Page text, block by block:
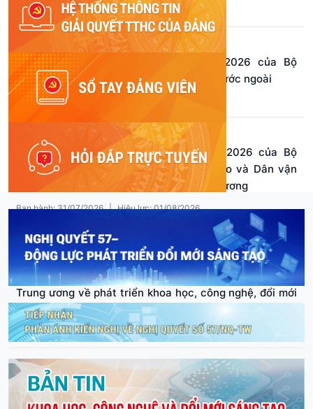
Ban hành: 02/08/2026 | Hiệu lực: 02/08/2026
Nghị quyết số 23-NQ/TW ngày 02/8/2026 của Bộ
Chính trị về công tác người Việt Nam ở nước ngoài
Ban hành: 02/08/2026
Quyết định số 209-QĐ/TW ngày 31/7/2026 của Bộ
Chính trị về việc đổi tên Ban Tuyên giáo và Dân vận
Trung ương thành Ban Tuyên giáo Trung ương
Ban hành: 31/07/2026 | Hiệu lực: 01/08/2026
208-QĐ/TW
Quyết định số 208-QĐ/TW ngày 30/7/2026 của Bộ
Chính trị phân công, kiện toàn nhân sự Ban Chỉ đạo
Trung ương về phát triển khoa học, công nghệ, đổi mới
sáng tạo và chuyển đổi số
Ban hành: 30/07/2026 | Hiệu lực: 30/07/2026
78-KL/TW
Kết luận số 78-KL/TW ngày 28/7/2026 của Bộ Chính
trị, Ban Bí thư về tình hình hoạt động của tổ chức cơ sở